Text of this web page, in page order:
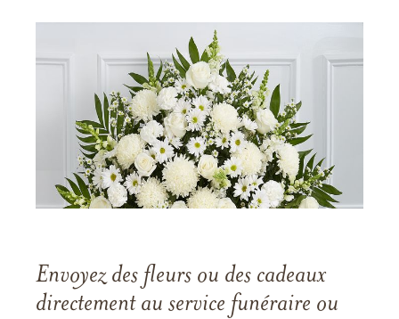
Envoyez des fleurs ou des cadeaux
directement au service funéraire ou